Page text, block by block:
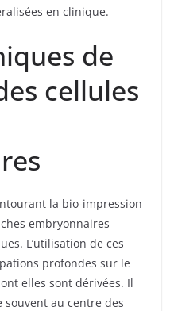
en clinique.
de
cellules
la bio-impression
embryonnaires
L’utilisation de ces
profondes sur le
elles sont dérivées. Il
souvent au centre des